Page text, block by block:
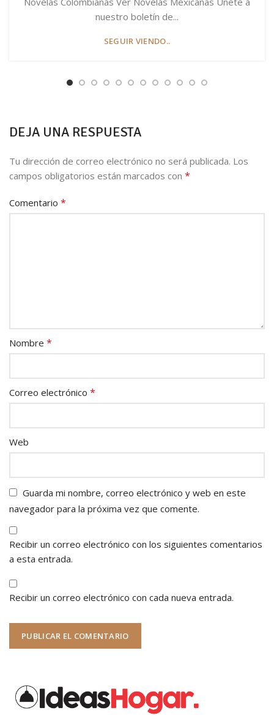
nuestro boletín de...
SEGUIR VIENDO..
DEJA UNA RESPUESTA
Tu dirección de correo electrónico no será publicada. Los
campos obligatorios están marcados con *
Comentario *
Nombre *
Correo electrónico *
Web
Guarda mi nombre, correo electrónico y web en este
navegador para la próxima vez que comente.
Recibir un correo electrónico con los siguientes comentarios
a esta entrada.
Recibir un correo electrónico con cada nueva entrada.